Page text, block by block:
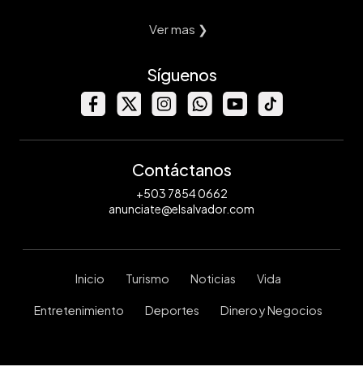
Ver mas ❯
Síguenos
Contáctanos
+503 7854 0662
anunciate@elsalvador.com
Inicio Turismo Noticias Vida
Entretenimiento Deportes Dinero y Negocios